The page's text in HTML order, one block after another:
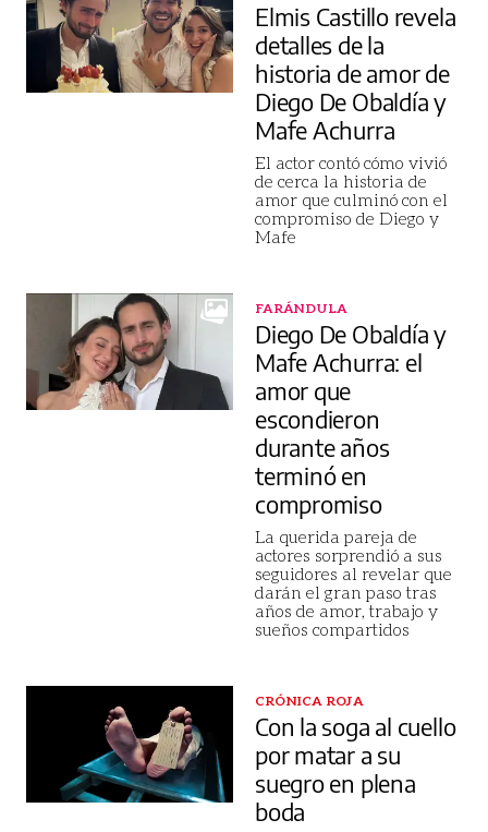
Elmis Castillo revela
detalles de la
historia de amor de
Diego De Obaldía y
Mafe Achurra
El actor contó cómo vivió
de cerca la historia de
amor que culminó con el
compromiso de Diego y
Mafe
FARÁNDULA
Diego De Obaldía y
Mafe Achurra: el
amor que
escondieron
durante años
terminó en
compromiso
La querida pareja de
actores sorprendió a sus
seguidores al revelar que
darán el gran paso tras
años de amor, trabajo y
sueños compartidos
CRÓNICA ROJA
Con la soga al cuello
por matar a su
suegro en plena
boda